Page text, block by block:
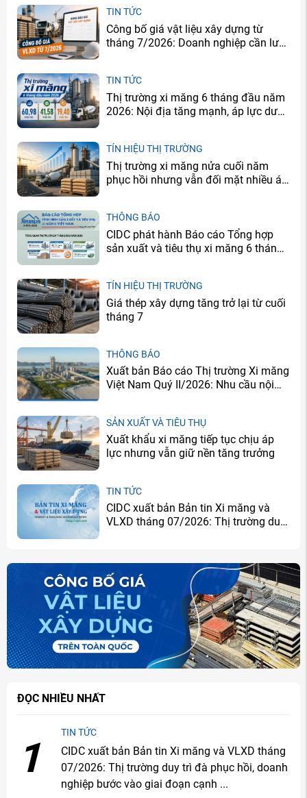
TIN TỨC
Công bố giá vật liệu xây dựng từ
tháng 7/2026: Doanh nghiệp cần lưu
TIN TỨC
Thị trường xi măng 6 tháng đầu năm
2026: Nội địa tăng mạnh, áp lực dư
TÍN HIỆU THỊ TRƯỜNG
Thị trường xi măng nửa cuối năm
phục hồi nhưng vẫn đối mặt nhiều áp
THÔNG BÁO
CIDC phát hành Báo cáo Tổng hợp
sản xuất và tiêu thụ xi măng 6 tháng
TÍN HIỆU THỊ TRƯỜNG
Giá thép xây dựng tăng trở lại từ cuối
tháng 7
THÔNG BÁO
Xuất bản Báo cáo Thị trường Xi măng
Việt Nam Quý II/2026: Nhu cầu nội
SẢN XUẤT VÀ TIÊU THỤ
Xuất khẩu xi măng tiếp tục chịu áp
lực nhưng vẫn giữ nền tăng trưởng
TIN TỨC
CIDC xuất bản Bản tin Xi măng và
VLXD tháng 07/2026: Thị trường duy
quả
ĐỌC NHIỀU NHẤT
1
TIN TỨC
CIDC xuất bản Bản tin Xi măng và VLXD tháng
07/2026: Thị trường duy trì đà phục hồi, doanh
nghiệp bước vào giai đoạn cạnh ...